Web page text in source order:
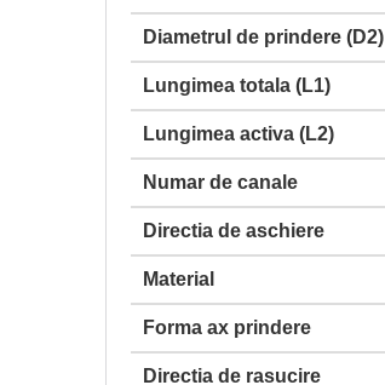
Diametrul de prindere (D2)
Lungimea totala (L1)
Lungimea activa (L2)
Numar de canale
Directia de aschiere
Material
Forma ax prindere
Directia de rasucire